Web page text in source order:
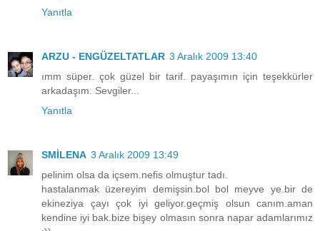
Yanıtla
ARZU - ENGÜZELTATLAR 3 Aralık 2009 13:40
ımm süper. çok güzel bir tarif. payaşımın için teşekkürler
arkadaşım. Sevgiler...
Yanıtla
SMİLENA 3 Aralık 2009 13:49
pelinim olsa da içsem.nefis olmuştur tadı.
hastalanmak üzereyim demişsin.bol bol meyve ye.bir de
ekineziya çayı çok iyi geliyor.geçmiş olsun canım.aman
kendine iyi bak.bize bişey olmasın sonra napar adamlarımız